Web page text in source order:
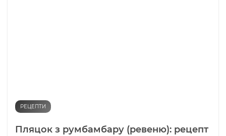
РЕЦЕПТИ
Пляцок з румбамбару (ревеню): рецепт